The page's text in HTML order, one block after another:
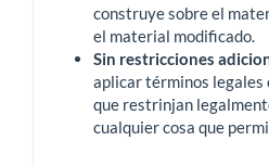
construye sobre el
el material modificado.
Sin restricciones
aplicar términos legales
que restrinjan
cualquier cosa que